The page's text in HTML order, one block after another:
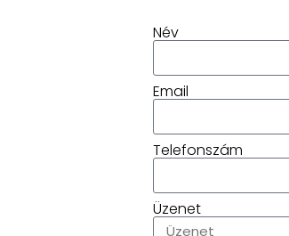
Név
Email
Telefonszám
Üzenet